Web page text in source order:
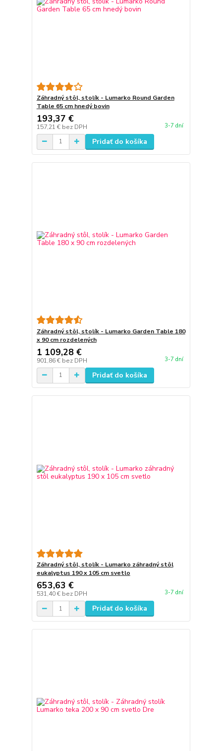
Záhradný stôl, stolík - Lumarko Round Garden
Table 65 cm hnedý bovin
193,37 €
157,21 € bez DPH 3-7 dní
Pridať do košíka
Záhradný stôl, stolík - Lumarko Garden Table 180
x 90 cm rozdelených
1 109,28 €
901,86 € bez DPH 3-7 dní
Pridať do košíka
Záhradný stôl, stolík - Lumarko záhradný stôl
eukalyptus 190 x 105 cm svetlo
653,63 €
531,40 € bez DPH 3-7 dní
Pridať do košíka